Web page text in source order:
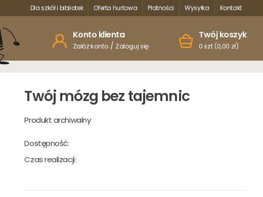
Dla szkół i bibliotek Oferta hurtowa Płatności Wysyłka Kontakt
Konto klienta
Załóż konto / Zaloguj się
Twój koszyk
0 szt (0,00 zł)
Twój mózg bez tajemnic
Produkt archiwalny
Dostępność:
Czas realizacji: